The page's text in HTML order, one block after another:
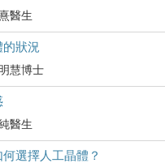
醫生
狀況
慧博士
醫生
選擇人工晶體？